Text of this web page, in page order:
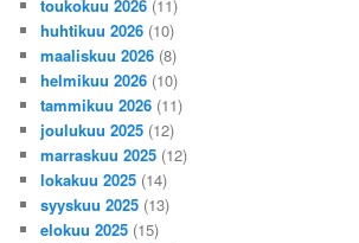
toukokuu 2026 (11)
huhtikuu 2026 (10)
maaliskuu 2026 (8)
helmikuu 2026 (10)
tammikuu 2026 (11)
joulukuu 2025 (12)
marraskuu 2025 (12)
lokakuu 2025 (14)
syyskuu 2025 (13)
elokuu 2025 (15)